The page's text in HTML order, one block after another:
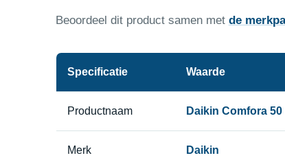
Beoordeel dit product samen met de
Specificatie Waarde
Productnaam Daikin Comfora
Merk Daikin